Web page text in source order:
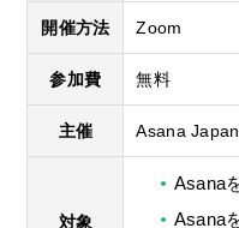
開催方法 Zoom
参加費 無料
主催 Asana
対象
Asana
Asana